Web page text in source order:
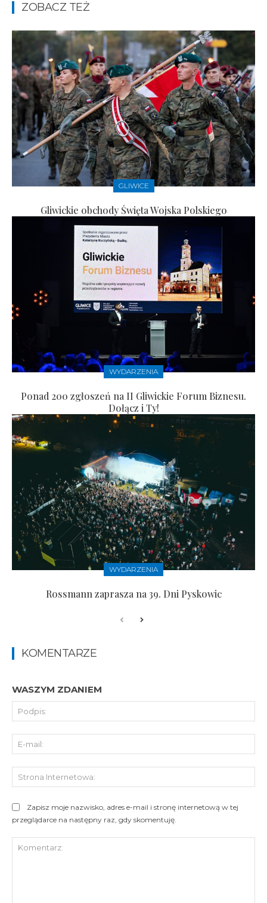
ZOBACZ TEŻ
GLIWICE
Gliwickie obchody Święta Wojska Polskiego
WYDARZENIA
Ponad 200 zgłoszeń na II Gliwickie Forum Biznesu.
Dołącz i Ty!
WYDARZENIA
Rossmann zaprasza na 39. Dni Pyskowic
KOMENTARZE
WASZYM ZDANIEM
Zapisz moje nazwisko, adres e-mail i stronę internetową w tej
przeglądarce na następny raz, gdy skomentuję.